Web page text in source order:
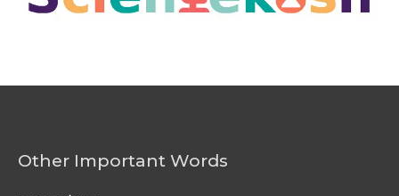
Other Important Words